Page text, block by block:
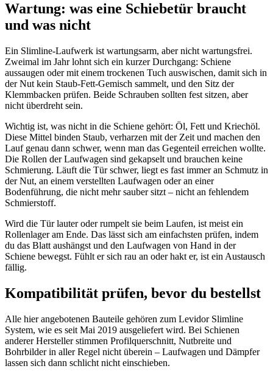
Wartung: was eine Schiebetür braucht
und was nicht
Ein Slimline-Laufwerk ist wartungsarm, aber nicht wartungsfrei.
Zweimal im Jahr lohnt sich ein kurzer Durchgang: Schiene
aussaugen oder mit einem trockenen Tuch auswischen, damit sich in
der Nut kein Staub-Fett-Gemisch sammelt, und den Sitz der
Klemmbacken prüfen. Beide Schrauben sollten fest sitzen, aber
nicht überdreht sein.
Wichtig ist, was nicht in die Schiene gehört: Öl, Fett und Kriechöl.
Diese Mittel binden Staub, verharzen mit der Zeit und machen den
Lauf genau dann schwer, wenn man das Gegenteil erreichen wollte.
Die Rollen der Laufwagen sind gekapselt und brauchen keine
Schmierung. Läuft die Tür schwer, liegt es fast immer an Schmutz in
der Nut, an einem verstellten Laufwagen oder an einer
Bodenführung, die nicht mehr sauber sitzt – nicht an fehlendem
Schmierstoff.
Wird die Tür lauter oder rumpelt sie beim Laufen, ist meist ein
Rollenlager am Ende. Das lässt sich am einfachsten prüfen, indem
du das Blatt aushängst und den Laufwagen von Hand in der
Schiene bewegst. Fühlt er sich rau an oder hakt er, ist ein Austausch
fällig.
Kompatibilität prüfen, bevor du bestellst
Alle hier angebotenen Bauteile gehören zum Levidor Slimline
System, wie es seit Mai 2019 ausgeliefert wird. Bei Schienen
anderer Hersteller stimmen Profilquerschnitt, Nutbreite und
Bohrbilder in aller Regel nicht überein – Laufwagen und Dämpfer
lassen sich dann schlicht nicht einschieben.